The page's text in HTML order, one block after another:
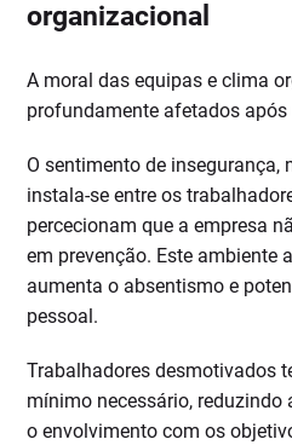
organizacional
A moral das equipas e clima
profundamente afetados
O sentimento de insegurança,
instala-se entre os
percecionam que a empresa
em prevenção. Este ambiente
aumenta o absentismo e
pessoal.
Trabalhadores desmotivados
mínimo necessário,
o envolvimento com os